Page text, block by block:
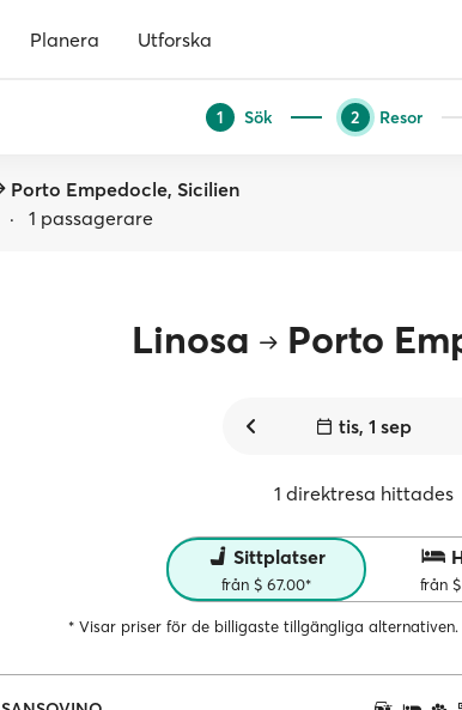
Planera Utforska
1 Sök 2 Resor
Porto Empedocle, Sicilien
· 1 passagerare
Linosa Porto
tis, 1 sep
1 direktresa hittades
Sittplatser
från $ 67.00* från $
* Visar priser för de billigaste tillgängliga